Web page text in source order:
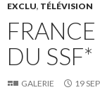
EXCLU, TÉLÉVISION
DU SSF*
GALERIE 19